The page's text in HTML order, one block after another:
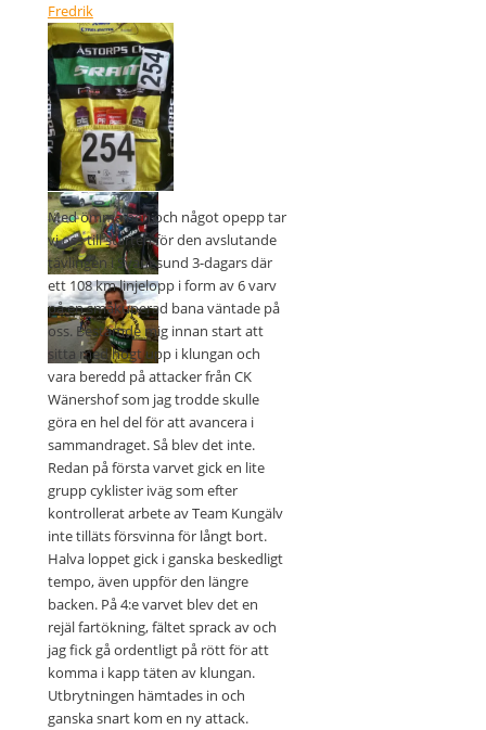
Fredrik
Med ömma ben och något opepp tar
vi oss till starten för den avslutande
tävlingen i Svanesund 3-dagars där
ett 108 km linjelopp i form av 6 varv
på en småkuperad bana väntade på
oss. Bestämde mig innan start att
sitta med högt upp i klungan och
vara beredd på attacker från CK
Wänershof som jag trodde skulle
göra en hel del för att avancera i
sammandraget. Så blev det inte.
Redan på första varvet gick en lite
grupp cyklister iväg som efter
kontrollerat arbete av Team Kungälv
inte tilläts försvinna för långt bort.
Halva loppet gick i ganska beskedligt
tempo, även uppför den längre
backen. På 4:e varvet blev det en
rejäl fartökning, fältet sprack av och
jag fick gå ordentligt på rött för att
komma i kapp täten av klungan.
Utbrytningen hämtades in och
ganska snart kom en ny attack.